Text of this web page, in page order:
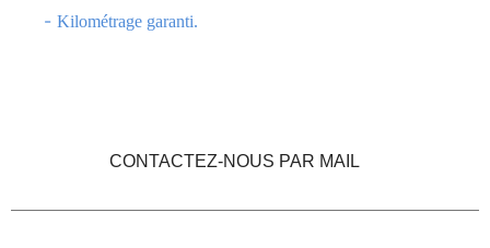
Kilométrage garanti.
CONTACTEZ-NOUS PAR MAIL